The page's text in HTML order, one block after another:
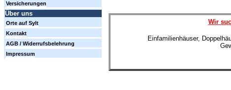
Wir
Einfamilienhäuser,
Versicherungen
Über uns
Orte auf Sylt
Kontakt
AGB / Widerrufsbelehrung
Impressum